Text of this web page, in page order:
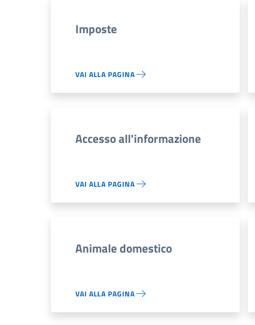
Imposte
VAI ALLA PAGINA
Accesso all'informazione
VAI ALLA PAGINA
Animale domestico
VAI ALLA PAGINA